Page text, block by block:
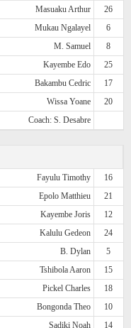
Masuaku Arthur
26
Mukau Ngalayel
6
M. Samuel
8
Kayembe Edo
25
Bakambu Cedric
17
Wissa Yoane
20
Coach: S. Desabre
Fayulu Timothy
16
Epolo Matthieu
21
Kayembe Joris
12
Kalulu Gedeon
24
B. Dylan
5
Tshibola Aaron
15
Pickel Charles
18
Bongonda Theo
10
Sadiki Noah 14